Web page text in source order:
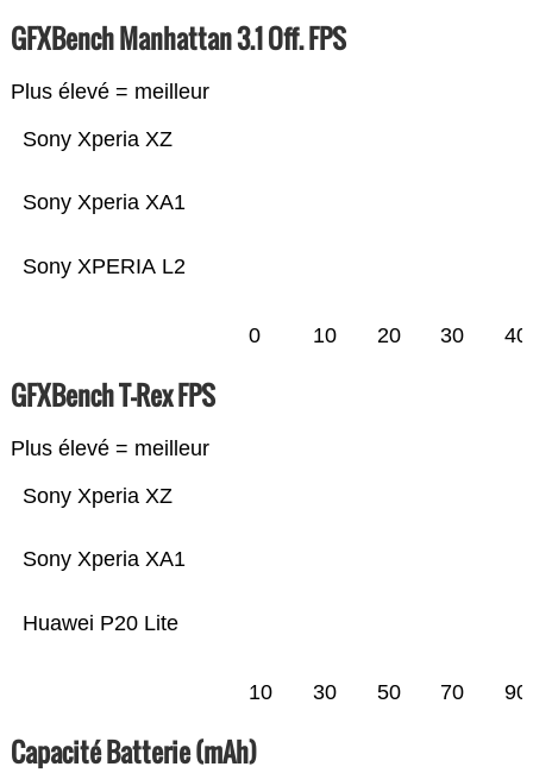
GFXBench Manhattan 3.1 Off. FPS
Plus élevé = meilleur
Sony XPERIA L2
Sony Xperia XA1
Sony Xperia XZ
0 10 20 30 40
GFXBench T-Rex FPS
Plus élevé = meilleur
Huawei P20 Lite
Sony Xperia XA1
Sony Xperia XZ
10 30 50 70 90
Capacité Batterie (mAh)